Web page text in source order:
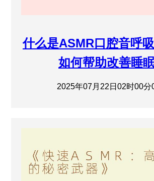
什么是ASMR口腔音呼
如何帮助改善睡
2025年07月22日02时00分